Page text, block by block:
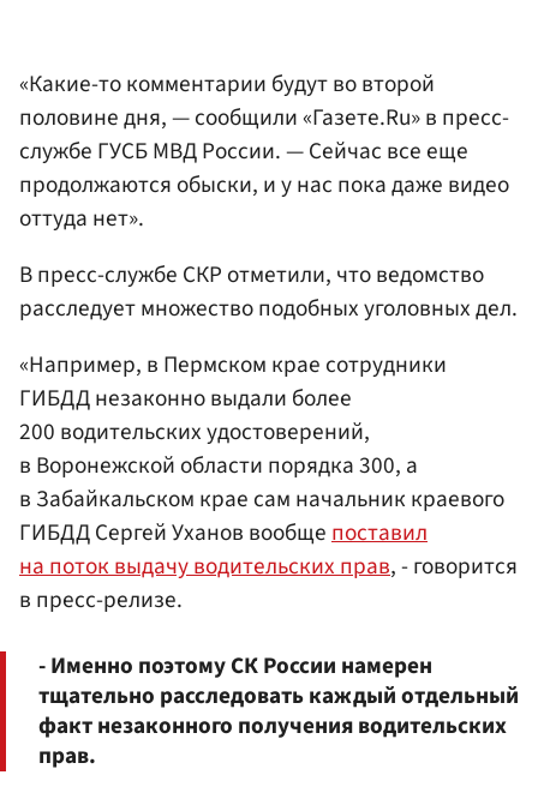
«Какие-то комментарии будут во второй
половине дня, — сообщили «Газете.Ru» в пресс-
службе ГУСБ МВД России. — Сейчас все еще
продолжаются обыски, и у нас пока даже видео
оттуда нет».
В пресс-службе СКР отметили, что ведомство
расследует множество подобных уголовных дел.
«Например, в Пермском крае сотрудники
ГИБДД незаконно выдали более
200 водительских удостоверений,
в Воронежской области порядка 300, а
в Забайкальском крае сам начальник краевого
ГИБДД Сергей Уханов вообщепоставил
на поток выдачу водительских прав, - говорится
в пресс-релизе.
- Именно поэтому СК России намерен
тщательно расследовать каждый отдельный
факт незаконного получения водительских
прав.